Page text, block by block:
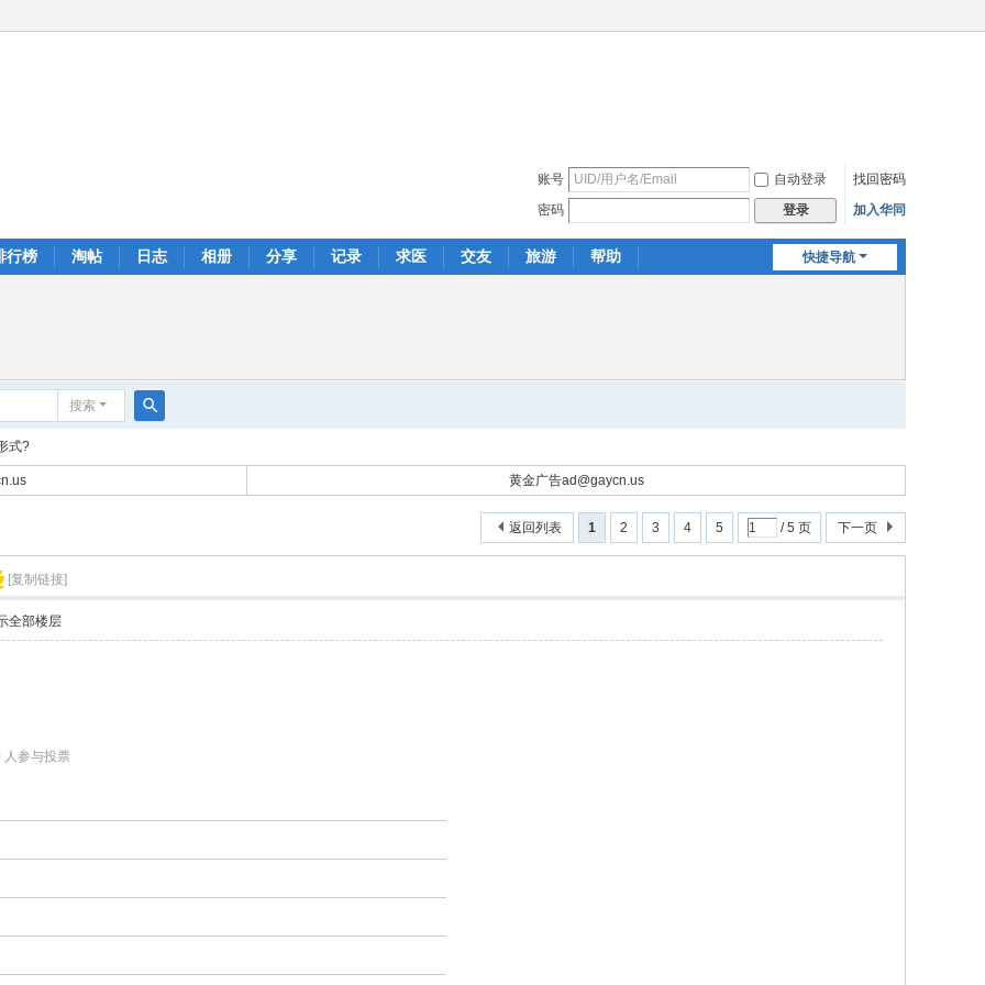
账号 自动登录
找回密码
密码
登录 加入华同
快捷导航
行榜 淘帖 日志 相册 分享 记录 求医 交友 旅游 帮助
搜索
索
式?
黄金广告ad@gaycn.us
1 2 3 4 5 / 5 页 下一页
返回列表
[复制链接]
全部楼层
人参与投票